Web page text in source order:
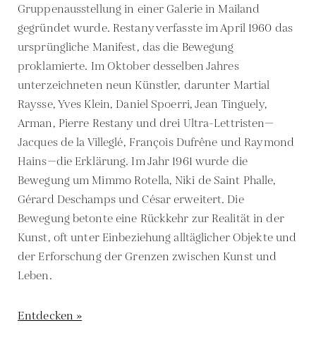
Gruppenausstellung in einer Galerie in Mailand
gegründet wurde. Restany verfasste im April 1960 das
ursprüngliche Manifest, das die Bewegung
proklamierte. Im Oktober desselben Jahres
unterzeichneten neun Künstler, darunter Martial
Raysse, Yves Klein, Daniel Spoerri, Jean Tinguely,
Arman, Pierre Restany und drei Ultra-Lettristen—
Jacques de la Villeglé, François Dufrêne und Raymond
Hains—die Erklärung. Im Jahr 1961 wurde die
Bewegung um Mimmo Rotella, Niki de Saint Phalle,
Gérard Deschamps und César erweitert. Die
Bewegung betonte eine Rückkehr zur Realität in der
Kunst, oft unter Einbeziehung alltäglicher Objekte und
der Erforschung der Grenzen zwischen Kunst und
Leben.
Entdecken »